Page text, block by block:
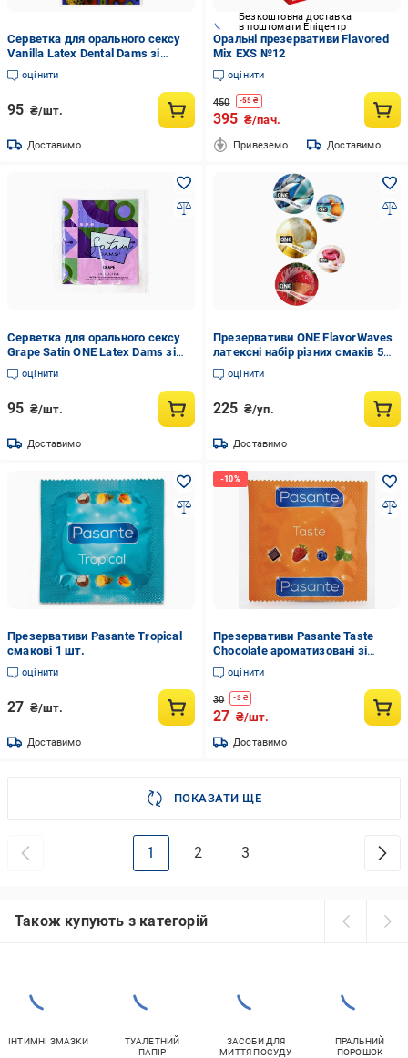
Серветка для орального сексу
Vanilla Latex Dental Dams зі
смаком ванілі 1 шт. (ON60000)
оцінити
95 ₴/шт.
Доставимо
Безкоштовна доставка
в поштомати Епіцентр
Оральні презервативи Flavored
Mix EXS №12
оцінити
450 -55 ₴
395 ₴/пач.
Привеземо Доставимо
Серветка для орального сексу
Grape Satin ONE Latex Dams зі
смаком винограду 1 шт.
(ON10050)
оцінити
95 ₴/шт.
Доставимо
Презервативи ONE FlavorWaves
латексні набір різних смаків 5
шт. (ONE410523)
оцінити
225 ₴/уп.
Доставимо
Презервативи Pasante Tropical
смакові 1 шт.
оцінити
27 ₴/шт.
Доставимо
Презервативи Pasante Taste
Chocolate ароматизовані зі
смаком шоколаду 1 шт.
оцінити
30 -3₴
27 ₴/шт.
Доставимо
ПОКАЗАТИ ЩЕ
1 2 3
Також купують з категорій
ІНТИМНІ ЗМАЗКИ
ТУАЛЕТНИЙ
ПАПІР
ЗАСОБИ ДЛЯ
МИТТЯ ПОСУДУ
ПРАЛЬНИЙ
ПОРОШОК